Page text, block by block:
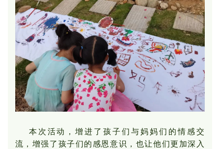
本次活动，增进了孩子们与妈妈们的情感交
流，增强了孩子们的感恩意识，也让他们更加深入